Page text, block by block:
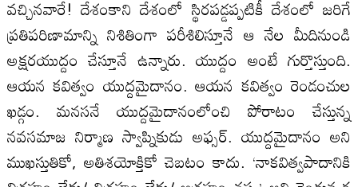
వచ్చినవారే! దేశంకాని దేశంలో స్థిరపడ్డప్పటికీ దేశంలో జరిగే
ప్రతిపరిణామాన్ని నిశితింగా పరీశిలిస్తూనే ఆ నేల మీదినుండి
అక్షరయుద్దం చేస్తూనే ఉన్నారు. యుద్దం అంటే గుర్తొస్తుంది.
ఆయన కవిత్వం యుద్దమైదానం. ఆయన కవిత్వం రెండంచుల
ఖడ్గం. మనసనే యుద్దమైదానంలోంచి పోరాటం చేస్తున్న
నవసమాజ నిర్మాణ స్వాప్నికుడు అఫ్సర్‌. యుద్దమైదానం అని
ముఖస్తుతికో, అతిశయోక్తికో చెబటం కాదు. ‘నాకవిత్వపాదానికి